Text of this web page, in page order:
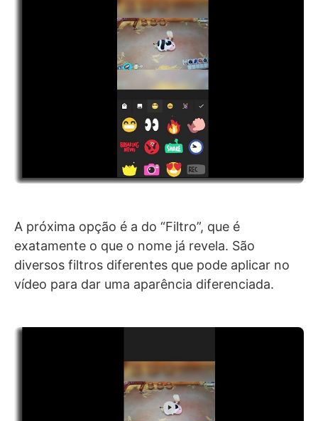
A próxima opção é a do “Filtro”, que é
exatamente o que o nome já revela. São
diversos filtros diferentes que pode aplicar no
vídeo para dar uma aparência diferenciada.